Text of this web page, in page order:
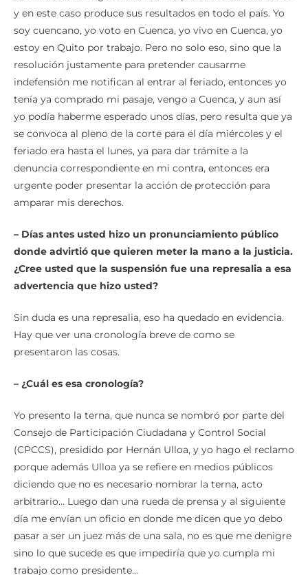
y en este caso produce sus resultados en todo el país. Yo
soy cuencano, yo voto en Cuenca, yo vivo en Cuenca, yo
estoy en Quito por trabajo. Pero no solo eso, sino que la
resolución justamente para pretender causarme
indefensión me notifican al entrar al feriado, entonces yo
tenía ya comprado mi pasaje, vengo a Cuenca, y aun así
yo podía haberme esperado unos días, pero resulta que ya
se convoca al pleno de la corte para el día miércoles y el
feriado era hasta el lunes, ya para dar trámite a la
denuncia correspondiente en mi contra, entonces era
urgente poder presentar la acción de protección para
amparar mis derechos.
– Días antes usted hizo un pronunciamiento público
donde advirtió que quieren meter la mano a la justicia.
¿Cree usted que la suspensión fue una represalia a esa
advertencia que hizo usted?
Sin duda es una represalia, eso ha quedado en evidencia.
Hay que ver una cronología breve de como se
presentaron las cosas.
– ¿Cuál es esa cronología?
Yo presento la terna, que nunca se nombró por parte del
Consejo de Participación Ciudadana y Control Social
(CPCCS), presidido por Hernán Ulloa, y yo hago el reclamo
porque además Ulloa ya se refiere en medios públicos
diciendo que no es necesario nombrar la terna, acto
arbitrario… Luego dan una rueda de prensa y al siguiente
día me envían un oficio en donde me dicen que yo debo
pasar a ser un juez más de una sala, no es que me denigre
sino lo que sucede es que impediría que yo cumpla mi
trabajo como presidente…